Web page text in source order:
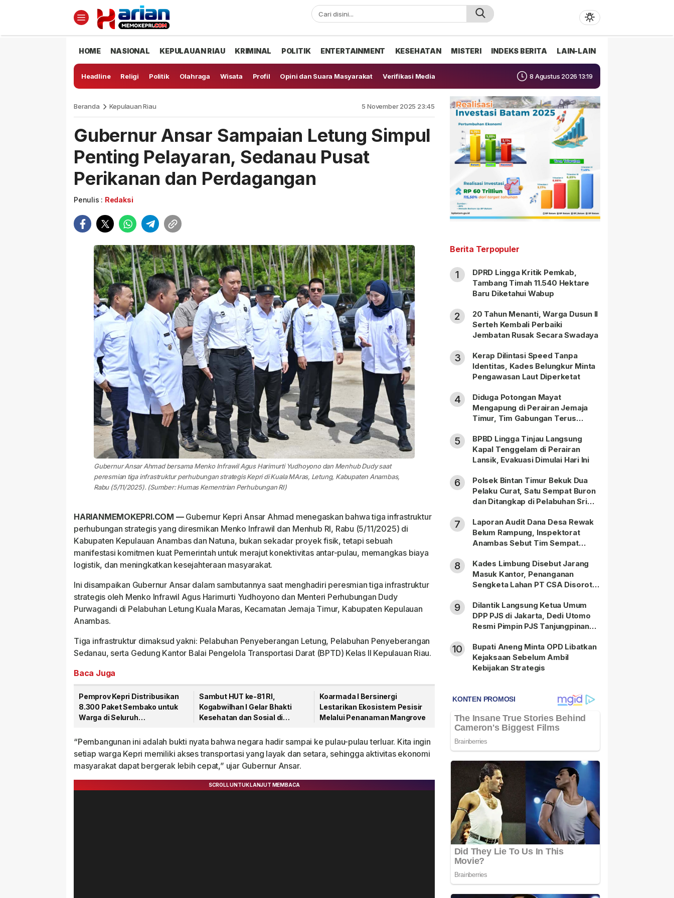
HOME NASIONAL KEPULAUAN RIAU KRIMINAL POLITIK ENTERTAINMENT KESEHATAN MISTERI INDEKS BERITA LAIN-LAIN
Headline Religi Politik Olahraga Wisata Profil Opini dan Suara Masyarakat Verifikasi Media 8 Agustus 2026 13:19
Beranda Kepulauan Riau 5 November 2025 23:45
Gubernur Ansar Sampaian Letung Simpul
Penting Pelayaran, Sedanau Pusat
Perikanan dan Perdagangan
Penulis : Redaksi
Gubernur Ansar Ahmad bersama Menko Infrawil Agus Harimurti Yudhoyono dan Menhub Dudy saat
peresmian tiga infrastruktur perhubungan strategis Kepri di Kuala MAras, Letung, Kabupaten Anambas,
Rabu (5/11/2025). (Sumber: Humas Kementrian Perhubungan RI)
HARIANMEMOKEPRI.COM — Gubernur Kepri Ansar Ahmad menegaskan bahwa tiga infrastruktur
perhubungan strategis yang diresmikan Menko Infrawil dan Menhub RI, Rabu (5/11/2025) di
Kabupaten Kepulauan Anambas dan Natuna, bukan sekadar proyek fisik, tetapi sebuah
manifestasi komitmen kuat Pemerintah untuk merajut konektivitas antar-pulau, memangkas biaya
logistik, dan meningkatkan kesejahteraan masyarakat.
Ini disampaikan Gubernur Ansar dalam sambutannya saat menghadiri peresmian tiga infrastruktur
strategis oleh Menko Infrawil Agus Harimurti Yudhoyono dan Menteri Perhubungan Dudy
Purwagandi di Pelabuhan Letung Kuala Maras, Kecamatan Jemaja Timur, Kabupaten Kepulauan
Anambas.
Tiga infrastruktur dimaksud yakni: Pelabuhan Penyeberangan Letung, Pelabuhan Penyeberangan
Sedanau, serta Gedung Kantor Balai Pengelola Transportasi Darat (BPTD) Kelas II Kepulauan Riau.
Baca Juga
Pemprov Kepri Distribusikan
8.300 Paket Sembako untuk
Warga di Seluruh
Sambut HUT ke-81 RI,
Kogabwilhan I Gelar Bhakti
Kesehatan dan Sosial di
Koarmada I Bersinergi
Lestarikan Ekosistem Pesisir
Melalui Penanaman Mangrove
“Pembangunan ini adalah bukti nyata bahwa negara hadir sampai ke pulau-pulau terluar. Kita ingin
setiap warga Kepri memiliki akses transportasi yang layak dan setara, sehingga aktivitas ekonomi
masyarakat dapat bergerak lebih cepat,” ujar Gubernur Ansar.
Berita Terpopuler
1
DPRD Lingga Kritik Pemkab,
Tambang Timah 11.540 Hektare
Baru Diketahui Wabup
2
20 Tahun Menanti, Warga Dusun II
Serteh Kembali Perbaiki
Jembatan Rusak Secara Swadaya
3
Kerap Dilintasi Speed Tanpa
Identitas, Kades Belungkur Minta
Pengawasan Laut Diperketat
4
Diduga Potongan Mayat
Mengapung di Perairan Jemaja
Timur, Tim Gabungan Terus
5
BPBD Lingga Tinjau Langsung
Kapal Tenggelam di Perairan
Lansik, Evakuasi Dimulai Hari Ini
6
Polsek Bintan Timur Bekuk Dua
Pelaku Curat, Satu Sempat Buron
dan Ditangkap di Pelabuhan Sri
7
Laporan Audit Dana Desa Rewak
Belum Rampung, Inspektorat
Anambas Sebut Tim Sempat
8
Kades Limbung Disebut Jarang
Masuk Kantor, Penanganan
Sengketa Lahan PT CSA Disorot
9
Dilantik Langsung Ketua Umum
DPP PJS di Jakarta, Dedi Utomo
Resmi Pimpin PJS Tanjungpinang-
10
Bupati Aneng Minta OPD Libatkan
Kejaksaan Sebelum Ambil
Kebijakan Strategis